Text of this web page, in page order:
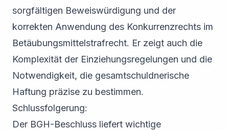
sorgfältigen Beweiswürdigung und der
korrekten Anwendung des Konkurrenzrechts im
Betäubungsmittelstrafrecht. Er zeigt auch die
Komplexität der Einziehungsregelungen und die
Notwendigkeit, die gesamtschuldnerische
Haftung präzise zu bestimmen.
Schlussfolgerung:
Der BGH-Beschluss liefert wichtige